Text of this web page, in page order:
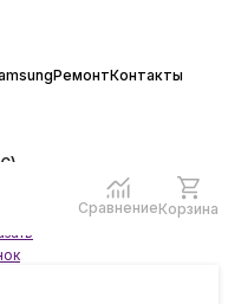
РемонтКонтакты
СравнениеКорзина